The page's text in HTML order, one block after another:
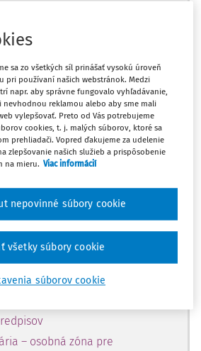
ste si prečítali len
začiatok...
obsah z tejto oblasti je
predplatiteľom portálu.
prístup na 10 dní
sa len zaregistrovať.
získate prístup aj k
obsahu:
– osobná zóna pre
sa zo všetkých síl prinášať vysokú úroveň
pri používaní našich webstránok. Medzi
napr. aby správne fungovalo vyhľadávanie,
nevhodnou reklamou alebo aby sme mali
vylepšovať. Preto od Vás potrebujeme
cookies, t. j. malých súborov, ktoré sa
prehliadači. Vopred ďakujeme za udelenie
zlepšovanie našich služieb a prispôsobenie
na mieru. Viac informácií
súborov cookie
nepovinné súbory cookie
všetky súbory cookie